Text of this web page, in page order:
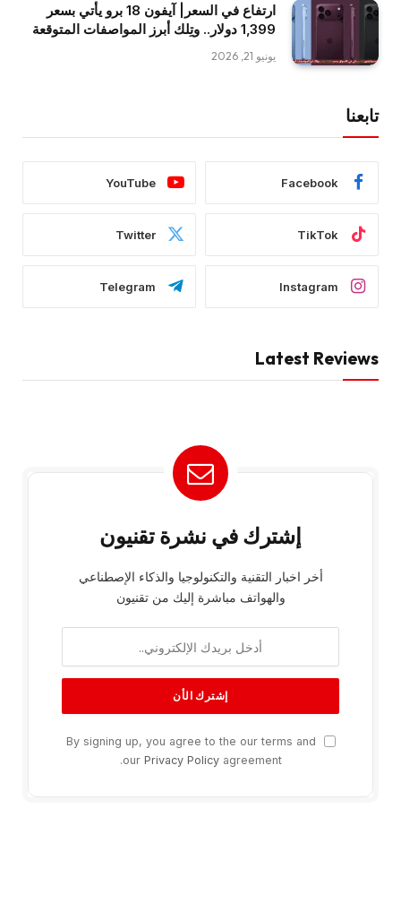
ارتفاع في السعر| آيفون 18 برو يأتي بسعر
1,399 دولار.. وتِلك أبرز المواصفات المتوقعة
يونيو 21, 2026
تابعنا
Facebook
YouTube
TikTok
Twitter
Instagram
Telegram
Latest Reviews
إشترك في نشرة تقنيون
أخر اخبار التقنية والتكنولوجيا والذكاء الإصطناعي
والهواتف مباشرة إليك من تقنيون
By signing up, you agree to the our terms and
our Privacy Policyagreement.